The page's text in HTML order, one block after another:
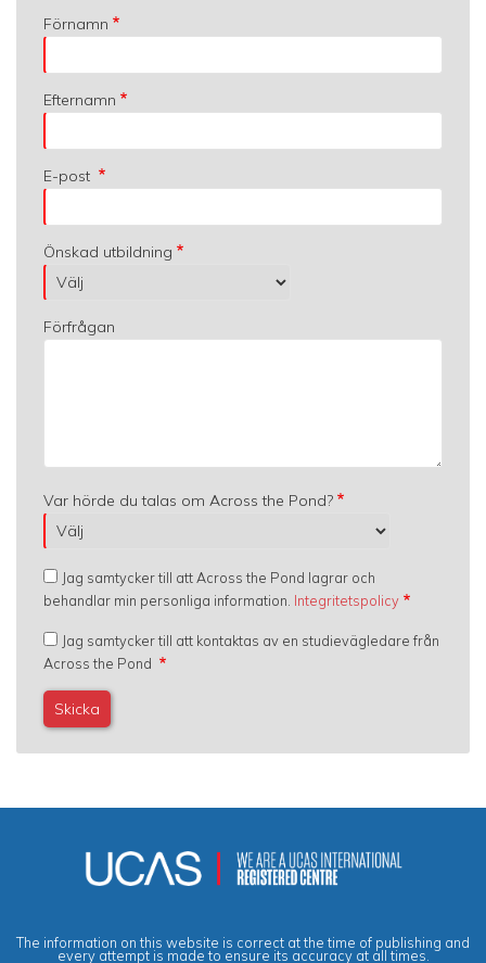
Förnamn
Efternamn
E-post
Önskad utbildning
Förfrågan
Var hörde du talas om Across the Pond?
Jag samtycker till att Across the Pond lagrar och
behandlar min personliga information. Integritetspolicy
Jag samtycker till att kontaktas av en studievägledare från
Across the Pond
The information on this website is correct at the time of publishing and
every attempt is made to ensure its accuracy at all times.